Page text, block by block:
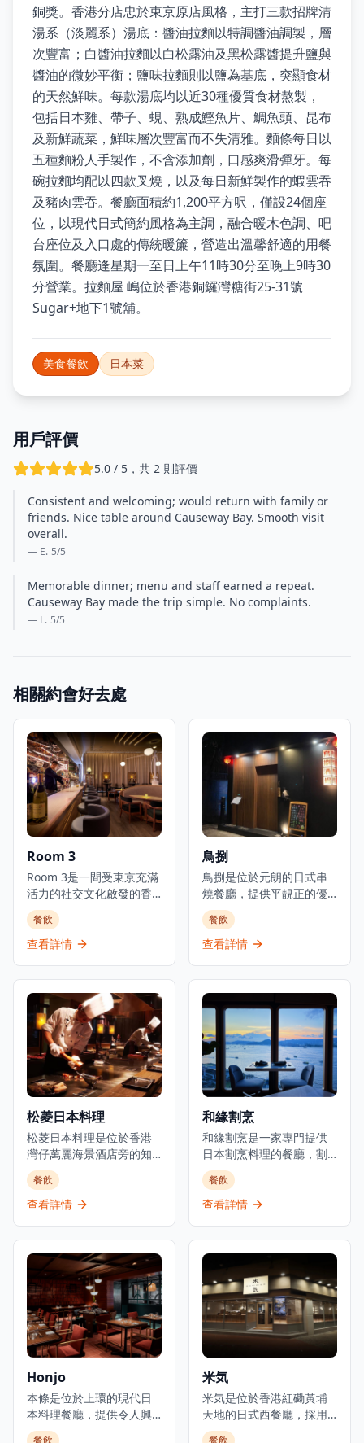
銅獎。香港分店忠於東京原店風格，主打三款招牌清
湯系（淡麗系）湯底：醬油拉麵以特調醬油調製，層
次豐富；白醬油拉麵以白松露油及黑松露醬提升鹽與
醬油的微妙平衡；鹽味拉麵則以鹽為基底，突顯食材
的天然鮮味。每款湯底均以近30種優質食材熬製，
包括日本雞、帶子、蜆、熟成鰹魚片、鯛魚頭、昆布
及新鮮蔬菜，鮮味層次豐富而不失清雅。麵條每日以
五種麵粉人手製作，不含添加劑，口感爽滑彈牙。每
碗拉麵均配以四款叉燒，以及每日新鮮製作的蝦雲吞
及豬肉雲吞。餐廳面積約1,200平方呎，僅設24個座
位，以現代日式簡約風格為主調，融合暖木色調、吧
台座位及入口處的傳統暖簾，營造出溫馨舒適的用餐
氛圍。餐廳逢星期一至日上午11時30分至晚上9時30
分營業。拉麵屋 嶋位於香港銅鑼灣糖街25-31號
Sugar+地下1號舖。
美食餐飲 日本菜
用戶評價
5.0 / 5，共 2 則評價
Consistent and welcoming; would return with family or
friends. Nice table around Causeway Bay. Smooth visit
overall.
— E. 5/5
Memorable dinner; menu and staff earned a repeat.
Causeway Bay made the trip simple. No complaints.
— L. 5/5
相關約會好去處
Room 3
Room 3是一間受東京充滿
活力的社交文化啟發的香
港都市美食酒吧，提供日
式小食以及豐富的葡萄
酒、威士忌、優質清酒和
花板，營造出優雅的用餐
和飲酒氛圍。以日式融合
料理聞名，Room 3提供晚
餐服務，專注於燒烤類食
品和酒吧美食，是本地人
和遊客的熱門目的地。這
家establishment既是餐廳
地帶提供精緻的都市用餐
體驗。
餐飲
查看詳情
鳥捌
鳥捌是位於元朗的日式串
燒餐廳，提供平靚正的優
質日本料理，是體驗正宗
日式美食的理想選擇。餐
廳主打新鮮刺身、炭火串
都展現最佳的風味和品
質。位於元朗舊木綿校服
位置，這間餐廳提供正宗
的日式用餐體驗，晚市主
打刺身、串燒等，亦有廚
師發辦，全部都用了時令
魚料及食材。餐廳環境溫
與朋友共聚，享受傳統日
式料理的魅力。餐廳以在
元朗區提供高性價比的日
本料理而聞名，無論是想
要品嚐新鮮刺身還是享受
炭火串燒的獨特風味，鳥
餐飲
查看詳情
松菱日本料理
松菱日本料理是位於香港
灣仔萬麗海景酒店旁的知
名餐廳，是體驗正宗日式
鐵板燒的頂級選擇。餐廳
以精緻的傳統日本料理和
燒宴席已有超過35年的歷
史，深受本地食客和遊客
喜愛。位於灣仔會議展覽
中心旁，松菱提供壽司吧
和鐵板燒用餐體驗，讓客
人可以近距離觀看廚師精
湛的烹飪技藝。餐廳環境
侶約會或慶祝特殊場合。
每一道菜都選用最新鮮的
時令食材，由經驗豐富的
日籍廚師精心製作，確保
餐飲
查看詳情
和緣割烹
和緣割烹是一家專門提供
日本割烹料理的餐廳，割
烹是日本最精緻和最悠久
的烹飪傳統之一。餐廳使
用優質的日本食材，隨著
驗。餐廳位於上環新建的
干諾中心29樓，可從私密
的用餐環境中欣賞維多利
亞港的壯麗景色。開放式
廚房讓廚師能與食客互
動，提供正宗的日本割烹
體驗。割烹料理強調食材
會根據當日最新鮮的食材
來設計菜單，確保每一道
菜都展現食材的最佳風
味。餐廳的會席料理套餐
餐飲
查看詳情
Honjo
本條是位於上環的現代日
本料理餐廳，提供令人興
奮且多元化的日本料理，
餐飲
米気
米気是位於香港紅磡黃埔
天地的日式西餐廳，採用
簡約的木系裝潢，主打家
餐飲